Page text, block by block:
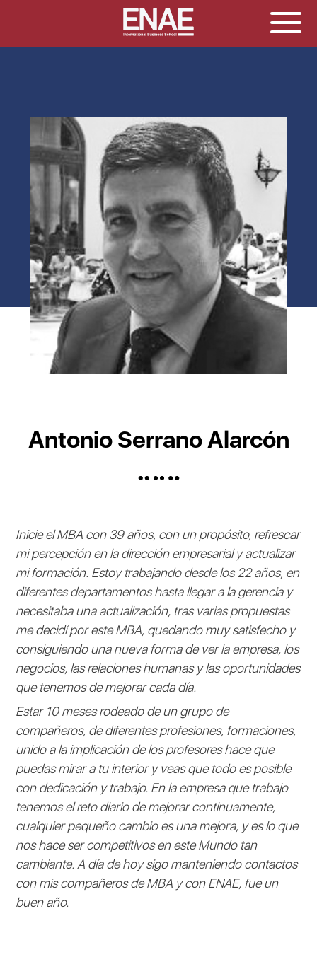
Antonio Serrano Alarcón
Inicie el MBA con 39 años, con un propósito, refrescar
mi percepción en la dirección empresarial y actualizar
mi formación. Estoy trabajando desde los 22 años, en
diferentes departamentos hasta llegar a la gerencia y
necesitaba una actualización, tras varias propuestas
me decidí por este MBA, quedando muy satisfecho y
consiguiendo una nueva forma de ver la empresa, los
negocios, las relaciones humanas y las oportunidades
que tenemos de mejorar cada día.
Estar 10 meses rodeado de un grupo de
compañeros, de diferentes profesiones, formaciones,
unido a la implicación de los profesores hace que
puedas mirar a tu interior y veas que todo es posible
con dedicación y trabajo. En la empresa que trabajo
tenemos el reto diario de mejorar continuamente,
cualquier pequeño cambio es una mejora, y es lo que
nos hace ser competitivos en este Mundo tan
cambiante. A día de hoy sigo manteniendo contactos
con mis compañeros de MBA y con ENAE, fue un
buen año.